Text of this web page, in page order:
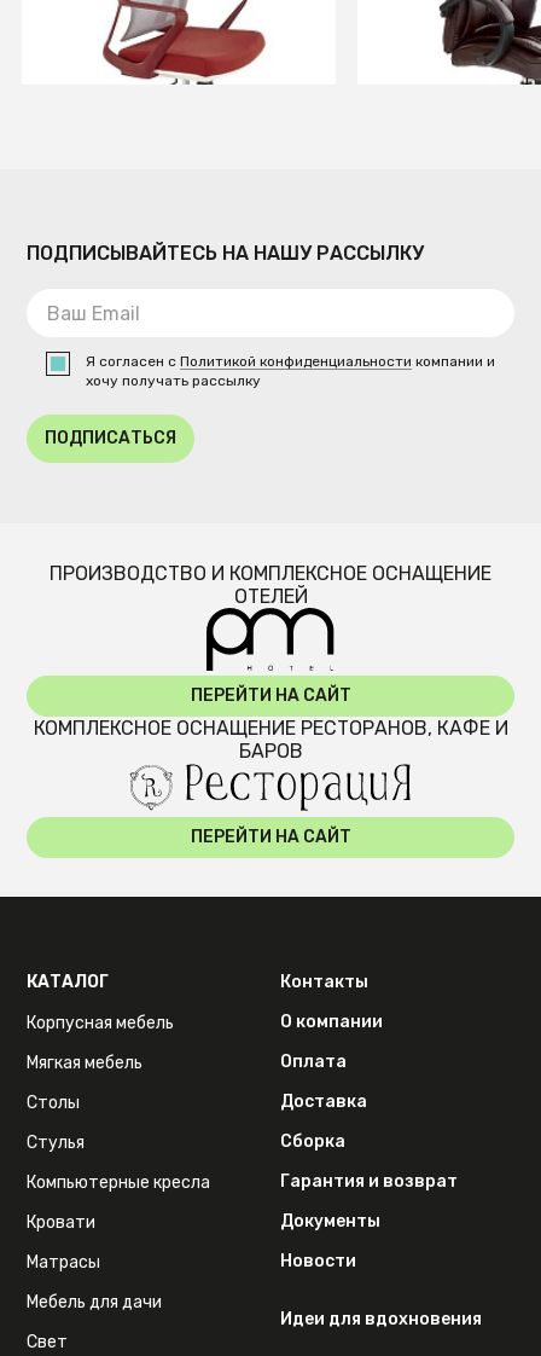
СООБЩИТЬ О ПОСТУПЛЕНИИ
Временно отсутствует
СООБЩИТЬ О
Временно
ПОДПИСЫВАЙТЕСЬ НА НАШУ РАССЫЛКУ
Я согласен сПолитикой конфиденциальности компании и
хочу получать рассылку
ПОДПИСАТЬСЯ
ПРОИЗВОДСТВО И КОМПЛЕКСНОЕ ОСНАЩЕНИЕ
ОТЕЛЕЙ
ПЕРЕЙТИ НА САЙТ
КОМПЛЕКСНОЕ ОСНАЩЕНИЕ РЕСТОРАНОВ, КАФЕ И
БАРОВ
ПЕРЕЙТИ НА САЙТ
КАТАЛОГ
Корпусная мебель
Мягкая мебель
Столы
Стулья
Компьютерные кресла
Кровати
Матрасы
Мебель для дачи
Свет
Контакты
О компании
Оплата
Доставка
Сборка
Гарантия и возврат
Документы
Новости
Идеи для вдохновения